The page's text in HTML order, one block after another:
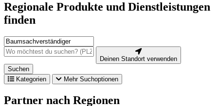
Regionale Produkte und Dienstleistungen
finden
Deinen Standort verwenden
Suchen
Kategorien
Mehr Suchoptionen
Partner nach Regionen